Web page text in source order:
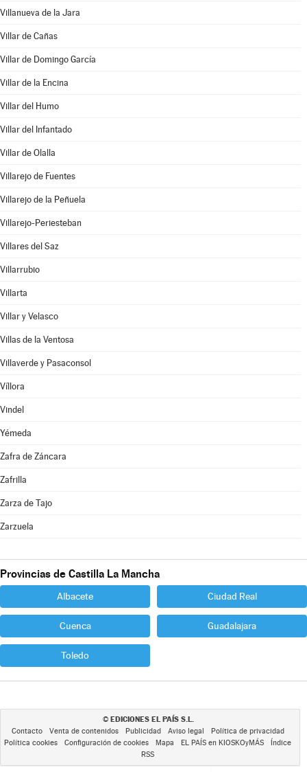
Villanueva de la Jara
Villar de Cañas
Villar de Domingo García
Villar de la Encina
Villar del Humo
Villar del Infantado
Villar de Olalla
Villarejo de Fuentes
Villarejo de la Peñuela
Villarejo-Periesteban
Villares del Saz
Villarrubio
Villarta
Villar y Velasco
Villas de la Ventosa
Villaverde y Pasaconsol
Víllora
Vindel
Yémeda
Zafra de Záncara
Zafrilla
Zarza de Tajo
Zarzuela
Provincias de Castilla La Mancha
Albacete Ciudad Real
Cuenca Guadalajara
Toledo
© EDICIONES EL PAÍS S.L.
Contacto Venta de contenidos Publicidad Aviso legal
Política de privacidad
Política cookies
Configuración de cookies Mapa EL PAÍS en KIOSKOyMÁS
Índice
RSS